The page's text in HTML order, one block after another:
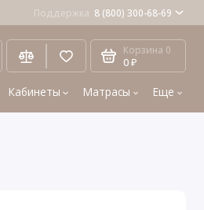
Поддержка 8 (800) 300-68-69
Корзина 0
0 ₽
Кабинеты Матрасы Еще